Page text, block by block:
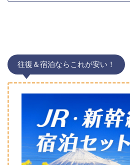
往復＆宿泊ならこれが安い！